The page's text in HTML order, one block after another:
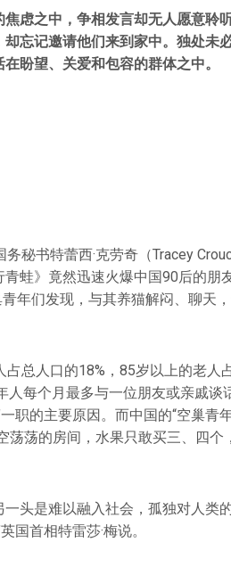
虑之中，争相发言却无人愿意聆
忘记邀请他们来到家中。独处未
盼望、关爱和包容的群体之中。
秘书特蕾西·克劳奇（Tracey
蛙》竟然迅速火爆中国90后的朋
年们发现，与其养猫解闷、聊天
总人口的18%，85岁以上的老人
每个月最多与一位朋友或亲戚谈
职的主要原因。而中国的“空巢青
荡荡的房间，水果只敢买三、四个
头是难以融入社会，孤独对人类
国首相特雷莎·梅说。